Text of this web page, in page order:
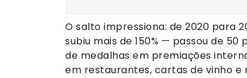
O salto impressiona: de 2020 para
subiu mais de 150% — passou de 50
de medalhas em premiações
em restaurantes, cartas de vinho e